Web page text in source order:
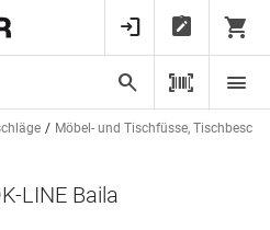
Möbel- und Tischfüsse,
LINE Baila